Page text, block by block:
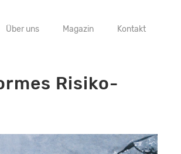
Über uns Magazin Kontakt
Risiko-